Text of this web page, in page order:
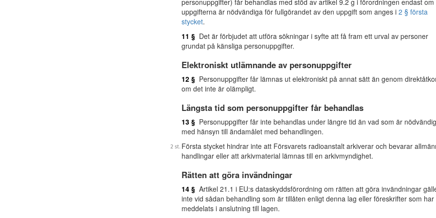
personuppgifter) får behandlas med stöd av artikel 9.2 g i förordningen endast om
uppgifterna är nödvändiga för fullgörandet av den uppgift som anges i 2 § första
stycket.
11 § Det är förbjudet att utföra sökningar i syfte att få fram ett urval av personer
grundat på känsliga personuppgifter.
Elektroniskt utlämnande av personuppgifter
12 § Personuppgifter får lämnas ut elektroniskt på annat sätt än genom
om det inte är olämpligt.
Längsta tid som personuppgifter får behandlas
13 § Personuppgifter får inte behandlas under längre tid än vad som är
med hänsyn till ändamålet med behandlingen.
Första stycket hindrar inte att Försvarets radioanstalt arkiverar och bevarar
handlingar eller att arkivmaterial lämnas till en arkivmyndighet.
Rätten att göra invändningar
14 § Artikel 21.1 i EU:s dataskyddsförordning om rätten att göra invändningar
inte vid sådan behandling som är tillåten enligt denna lag eller föreskrifter som har
meddelats i anslutning till lagen.